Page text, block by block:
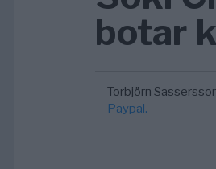
botar
Torbjörn
Paypal.